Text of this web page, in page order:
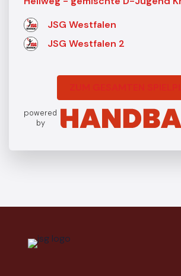
JSG Westfalen
JSG Westfalen 2
powered
by